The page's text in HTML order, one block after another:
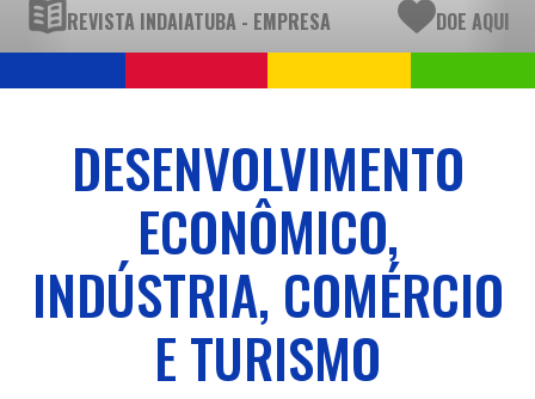
REVISTA INDAIATUBA - EMPRESA DOE AQUI
DESENVOLVIMENTO
ECONÔMICO,
INDÚSTRIA, COMÉRCIO
E TURISMO